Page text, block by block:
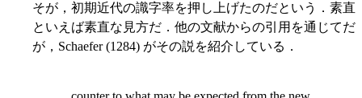
そが，初期近代の識字率を押し上げたのだという．素直
といえば素直な見方だ．他の文献からの引用を通じてだ
が，Schaefer (1284) がその説を紹介している．